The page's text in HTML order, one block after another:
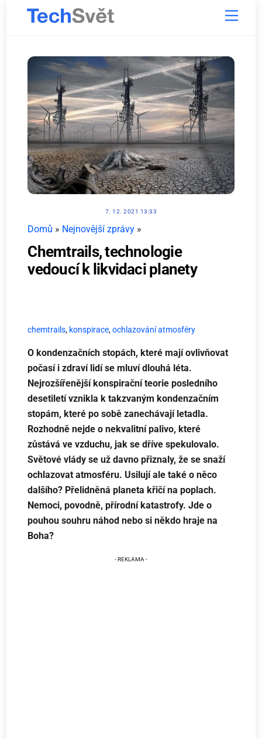
Menu
7. 12. 2021 13:33
Domů » Nejnovější zprávy »
Chemtrails, technologie
vedoucí k likvidaci planety
chemtrails, konspirace,ochlazování atmosféry
O kondenzačních stopách, které mají ovlivňovat
počasí i zdraví lidí se mluví dlouhá léta.
Nejrozšířenější konspirační teorie posledního
desetiletí vznikla k takzvaným kondenzačním
stopám, které po sobě zanechávají letadla.
Rozhodně nejde o nekvalitní palivo, které
zůstává ve vzduchu, jak se dříve spekulovalo.
Světové vlády se už davno přiznaly, že se snaží
ochlazovat atmosféru. Usilují ale také o něco
dalšího? Přelidněná planeta křičí na poplach.
Nemoci, povodně, přírodní katastrofy. Jde o
pouhou souhru náhod nebo si někdo hraje na
Boha?